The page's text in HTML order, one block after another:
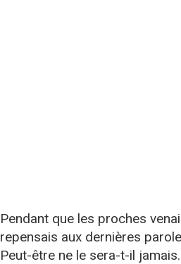
Pendant que les proches
repensais aux dernières
Peut-être ne le sera-t-il